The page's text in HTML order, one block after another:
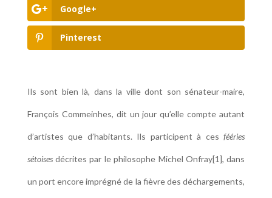
Google+
Pinterest
Ils sont bien là, dans la ville dont son sénateur-maire,
François Commeinhes, dit un jour qu’elle compte autant
d’artistes que d’habitants. Ils participent à cesfééries
sétoisesdécrites par le philosophe Michel Onfray[1], dans
un port encore imprégné de la fièvre des déchargements,